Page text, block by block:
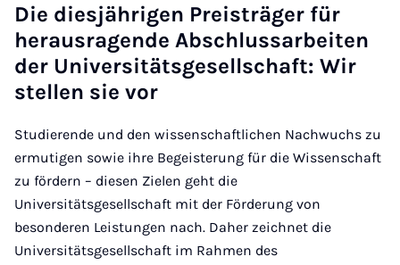
Die dies­jährigen Pre­is­träger für
heraus­ra­gende Ab­schlus­sarbeiten
der Uni­versitäts­gesell­schaft: Wir
stel­len sie vor
Studierende und den wissenschaftlichen Nachwuchs zu
ermutigen sowie ihre Begeisterung für die Wissenschaft
zu fördern – diesen Zielen geht die
Universitätsgesellschaft mit der Förderung von
besonderen Leistungen nach. Daher zeichnet die
Universitätsgesellschaft im Rahmen des